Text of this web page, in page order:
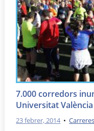
7.000 corredors
Universitat
23 febrer, 2014 •